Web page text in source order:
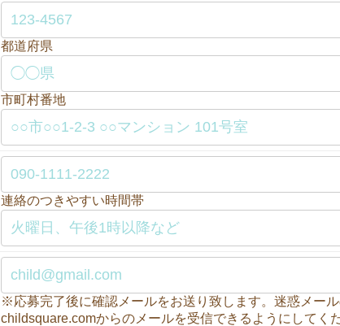
都道府県
市町村番地
連絡のつきやすい時間帯
※応募完了後に確認メールをお送り致します。迷惑メー
childsquare.comからのメールを受信できるようにしてく